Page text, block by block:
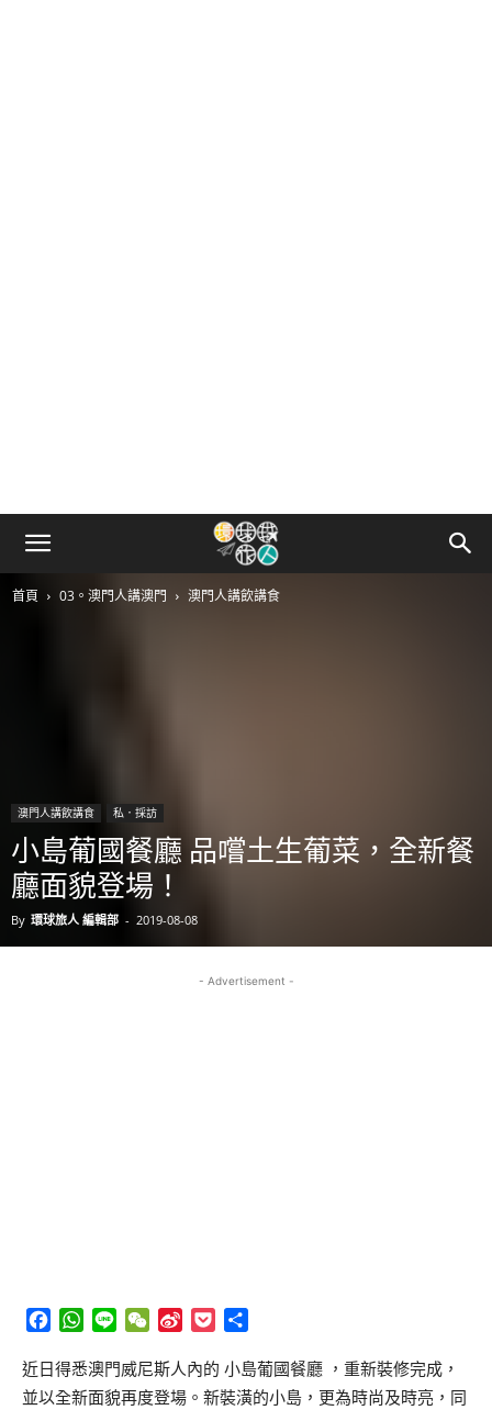
首頁 03。澳門人講澳門 澳門人講飲講食
澳門人講飲講食 私．採訪
小島葡國餐廳 品嚐土生葡菜，全新餐
廳面貌登場！
By 環球旅人 編輯部 - 2019-08-08
- Advertisement -
Facebook
WhatsApp
Line WeChat
Sina
Pocket
近日得悉澳門威尼斯人內的 小島葡國餐廳 ，重新裝修完成，
並以全新面貌再度登場。新裝潢的小島，更為時尚及時亮，同